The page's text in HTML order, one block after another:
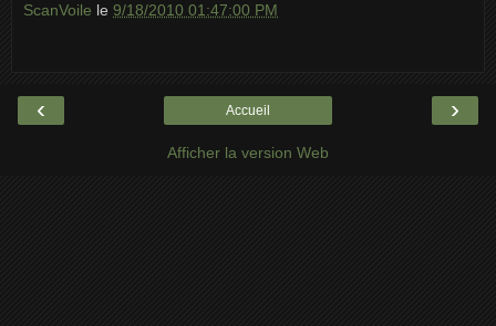
ScanVoile le 9/18/2010 01:47:00 PM
‹ ›
Accueil
Afficher la version Web